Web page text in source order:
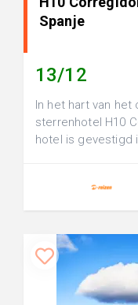
Spanje
13/12
In het hart van het
sterrenhotel H10
hotel is gevestigd